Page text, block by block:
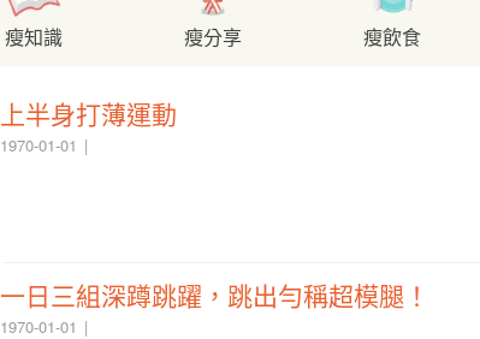
瘦知識 瘦分享 瘦飲食
上半身打薄運動
1970-01-01
一日三組深蹲跳躍，跳出勻稱超模腿！
1970-01-01